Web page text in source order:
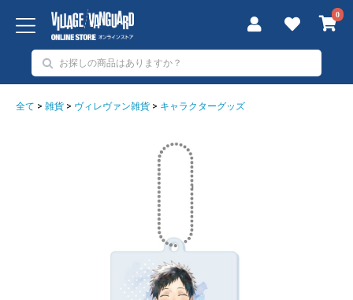
0
全て > 雑貨 > ヴィレヴァン雑貨 > キャラクターグッズ